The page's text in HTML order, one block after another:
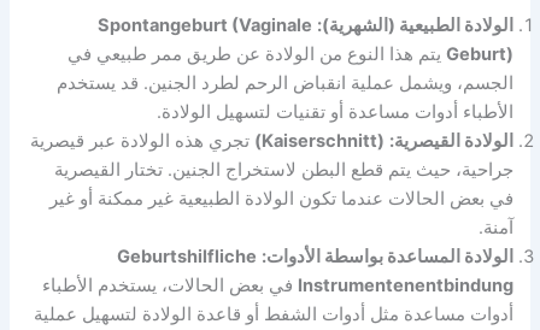
الولادة الطبيعية (الشهرية): Spontangeburt (Vaginale
Geburt) يتم هذا النوع من الولادة عن طريق ممر طبيعي في
الجسم، ويشمل عملية انقباض الرحم لطرد الجنين. قد يستخدم
الأطباء أدوات مساعدة أو تقنيات لتسهيل الولادة.
الولادة القيصرية: (Kaiserschnitt)
تجري هذه الولادة عبر قيصرية
جراحية، حيث يتم قطع البطن لاستخراج الجنين. تختار القيصرية
في بعض الحالات عندما تكون الولادة الطبيعية غير ممكنة أو غير
آمنة.
الولادة المساعدة بواسطة الأدوات: Geburtshilfliche
Instrumentenentbindung في بعض الحالات، يستخدم الأطباء
أدوات مساعدة مثل أدوات الشفط أو قاعدة الولادة لتسهيل عملية